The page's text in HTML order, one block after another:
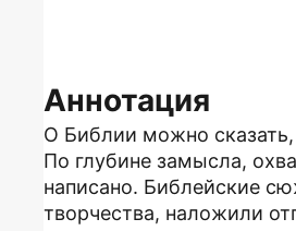
Аннотация
О Библии можно сказать,
По глубине замысла,
написано. Библейские
творчества, наложили